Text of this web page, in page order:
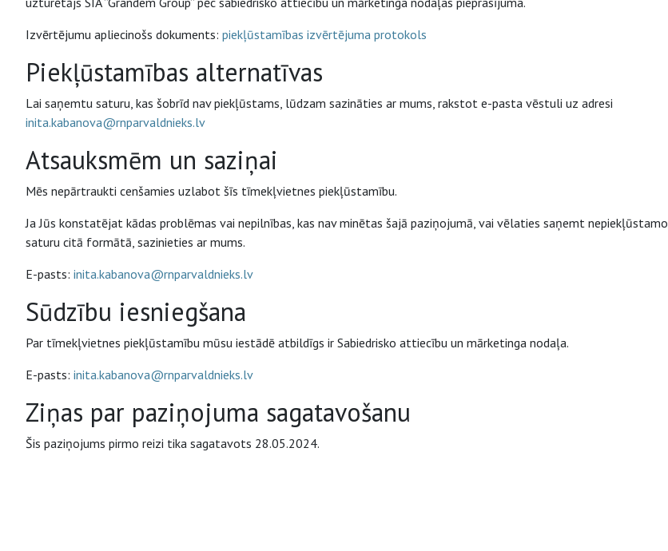
Izvērtējumu apliecinošs dokuments: piekļūstamības izvērtējuma protokols
Piekļūstamības alternatīvas
Lai saņemtu saturu, kas šobrīd nav piekļūstams, lūdzam sazināties ar mums, rakstot e-pasta vēstuli uz adresi
inita.kabanova@rnparvaldnieks.lv
Atsauksmēm un saziņai
Mēs nepārtraukti cenšamies uzlabot šīs tīmekļvietnes piekļūstamību.
Ja Jūs konstatējat kādas problēmas vai nepilnības, kas nav minētas šajā paziņojumā, vai vēlaties saņemt nepiekļūstamo
saturu citā formātā, sazinieties ar mums.
E-pasts: inita.kabanova@rnparvaldnieks.lv
Sūdzību iesniegšana
Par tīmekļvietnes piekļūstamību mūsu iestādē atbildīgs ir Sabiedrisko attiecību un mārketinga nodaļa.
E-pasts: inita.kabanova@rnparvaldnieks.lv
Ziņas par paziņojuma sagatavošanu
Šis paziņojums pirmo reizi tika sagatavots 28.05.2024.